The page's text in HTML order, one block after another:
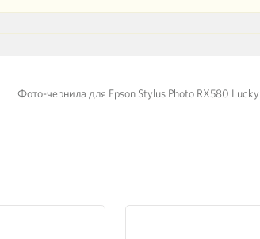
Фото-чернила для Epson Stylus Photo RX580